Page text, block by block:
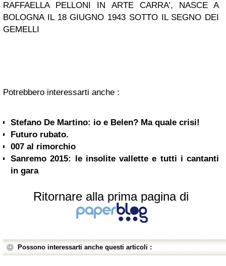
RAFFAELLA PELLONI IN ARTE CARRA’, NASCE A
BOLOGNA IL 18 GIUGNO 1943 SOTTO IL SEGNO DEI
GEMELLI
Potrebbero interessarti anche :
Stefano De Martino: io e Belen? Ma quale crisi!
Futuro rubato.
007 al rimorchio
Sanremo 2015: le insolite vallette e tutti i cantanti
in gara
Ritornare alla prima pagina di
Possono interessarti anche questi articoli :